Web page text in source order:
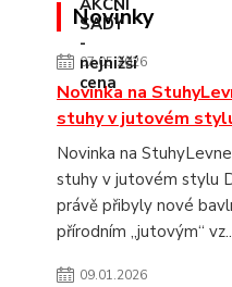
Novinky
07.05.2026
Novinka na
stuhy v jutovém
Novinka na
stuhy v jutovém stylu
právě přibyly nové
přírodním „jutovým“
09.01.2026